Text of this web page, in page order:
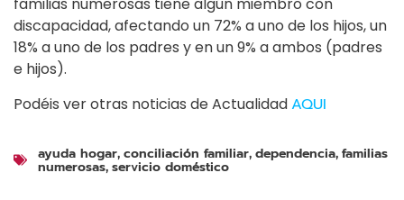
discapacidad, afectando un 72% a uno de los hijos, un
18% a uno de los padres y en un 9% a ambos (padres
e hijos).
Podéis ver otras noticias de ActualidadAQUI
ayuda hogar, conciliación familiar, dependencia, familias
numerosas, servicio doméstico